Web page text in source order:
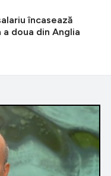
încasează
a doua din Anglia